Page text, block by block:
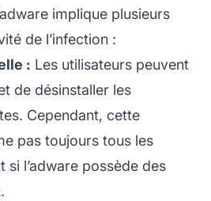
implique plusieurs
de l’infection :
: Les utilisateurs peuvent
de désinstaller les
Cependant, cette
pas toujours tous les
l’adware possède des